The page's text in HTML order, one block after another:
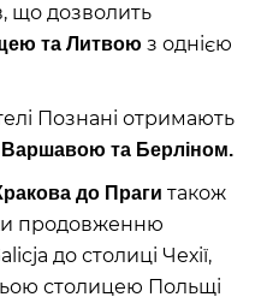
що дозволить
та Литвою з однією
Познані отримають
Варшавою та Берліном.
до Праги також
продовженню
до столиці Чехії,
столицею Польщі